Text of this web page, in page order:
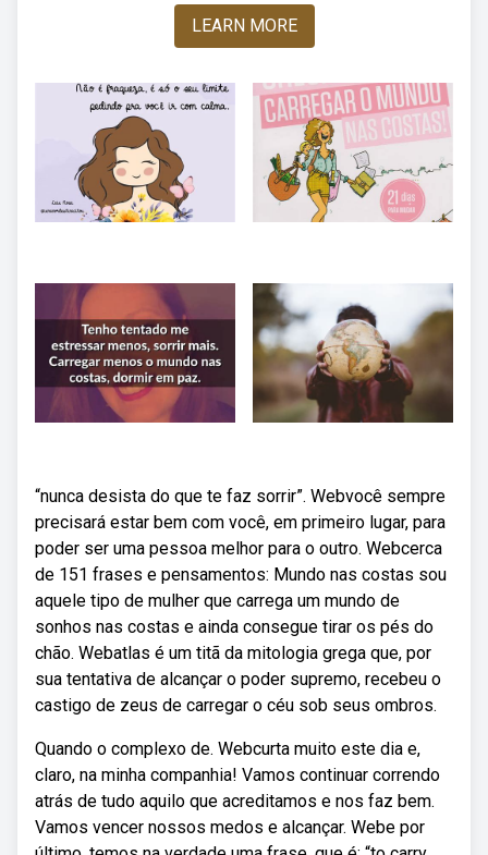
LEARN MORE
“nunca desista do que te faz sorrir”. Webvocê sempre
precisará estar bem com você, em primeiro lugar, para
poder ser uma pessoa melhor para o outro. Webcerca
de 151 frases e pensamentos: Mundo nas costas sou
aquele tipo de mulher que carrega um mundo de
sonhos nas costas e ainda consegue tirar os pés do
chão. Webatlas é um titã da mitologia grega que, por
sua tentativa de alcançar o poder supremo, recebeu o
castigo de zeus de carregar o céu sob seus ombros.
Quando o complexo de. Webcurta muito este dia e,
claro, na minha companhia! Vamos continuar correndo
atrás de tudo aquilo que acreditamos e nos faz bem.
Vamos vencer nossos medos e alcançar. Webe por